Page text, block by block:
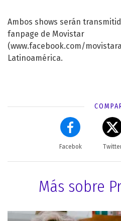
Ambos shows serán
fanpage de Movistar
(www.facebook.com/
Latinoamérica.
Facebok
Más sobre